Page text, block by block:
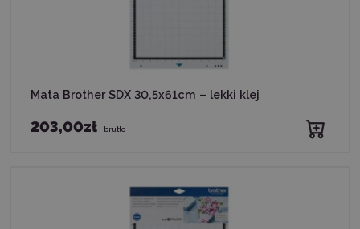
Mata Brother SDX 30,5x61cm – lekki klej
203,00zł brutto